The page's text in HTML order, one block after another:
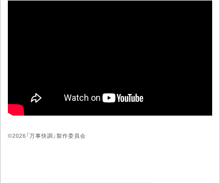
©2026「万事快調」製作委員会